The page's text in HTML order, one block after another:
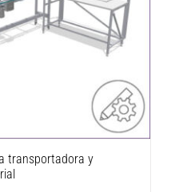
cinta transportadora y
de material
transportadora y